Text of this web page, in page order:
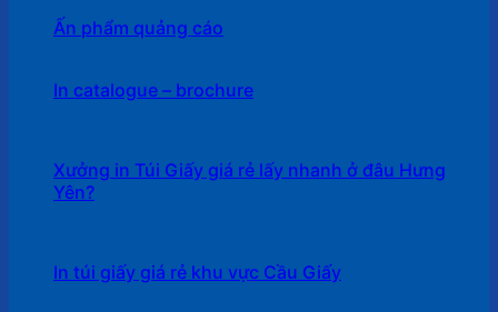
Ấn phẩm quảng cáo
In catalogue – brochure
Xưởng in Túi Giấy giá rẻ lấy nhanh ở đâu Hưng
Yên?
In túi giấy giá rẻ khu vực Cầu Giấy